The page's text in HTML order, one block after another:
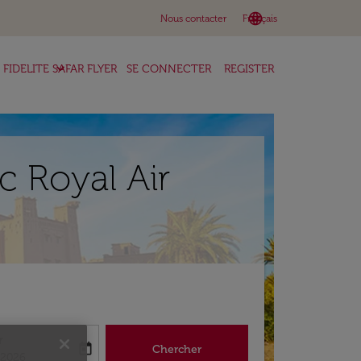
Nous contacter language
Français
keyboard_arrow_down
FIDELITE SAFAR FLYER
keyboard_arrow_down SE CONNECTER REGISTER
Royal Air
return-date-aria-label
today Chercher